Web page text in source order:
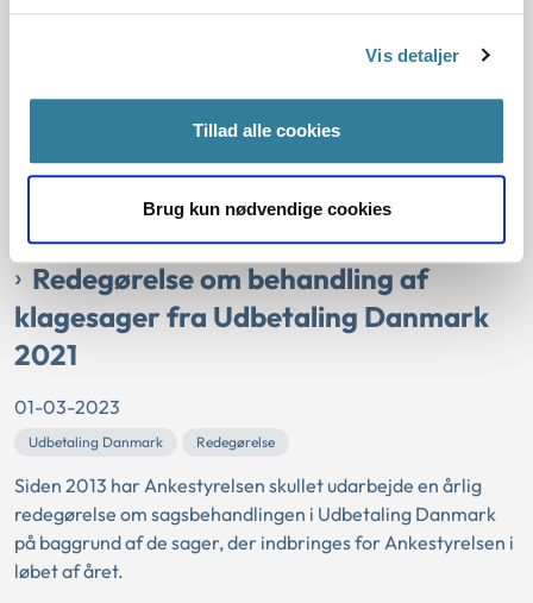
Vis detaljer
Tillad alle cookies
Brug kun nødvendige cookies
Bæredygtighedsrådets årsrapport
bæredygtighedsråd.
Redegørelse om behandling af
klagesager fra Udbetaling Danmark
2021
01-03-2023
Udbetaling Danmark Redegørelse
Siden 2013 har Ankestyrelsen skullet udarbejde en årlig
redegørelse om sagsbehandlingen i Udbetaling Danmark
på baggrund af de sager, der indbringes for Ankestyrelsen i
løbet af året.